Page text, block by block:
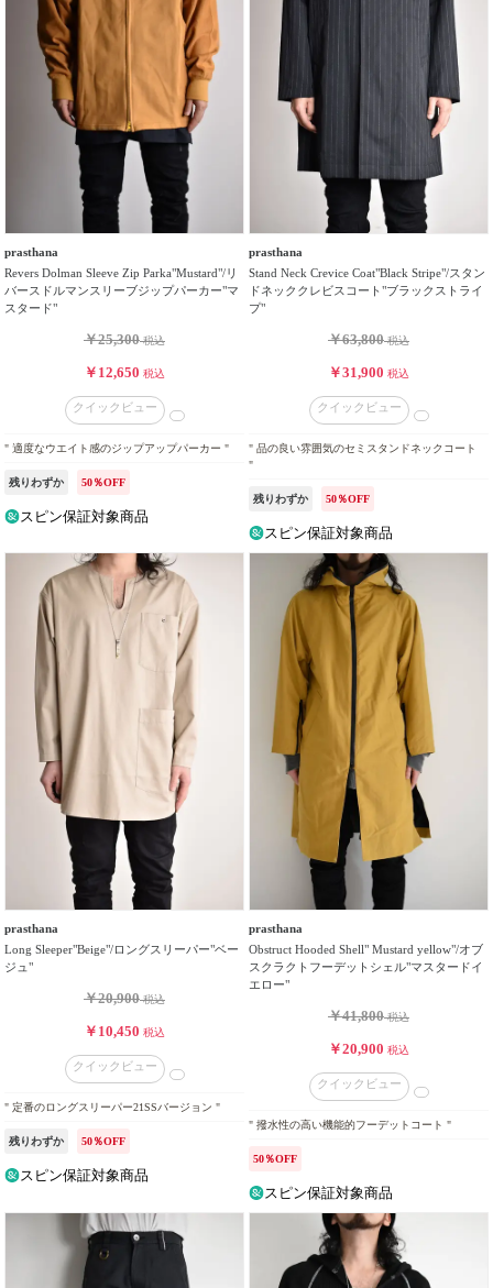
prasthana
Revers Dolman Sleeve Zip Parka"Mustard"/リ
バースドルマンスリーブジップパーカー"マ
スタード"
￥25,300税込
￥12,650 税込
クイックビュー
" 適度なウエイト感のジップアップパーカー "
残りわずか 50％OFF
スピン保証対象商品
prasthana
Stand Neck Crevice Coat"Black Stripe"/スタン
ドネッククレビスコート"ブラックストライ
プ"
￥63,800税込
￥31,900 税込
クイックビュー
" 品の良い雰囲気のセミスタンドネックコート
"
残りわずか 50％OFF
スピン保証対象商品
prasthana
Long Sleeper"Beige"/ロングスリーパー"ベー
ジュ"
￥20,900税込
￥10,450 税込
クイックビュー
" 定番のロングスリーパー21SSバージョン "
残りわずか 50％OFF
スピン保証対象商品
prasthana
Obstruct Hooded Shell" Mustard yellow"/オブ
スクラクトフーデットシェル"マスタードイ
エロー"
￥41,800税込
￥20,900 税込
クイックビュー
" 撥水性の高い機能的フーデットコート "
50％OFF
スピン保証対象商品